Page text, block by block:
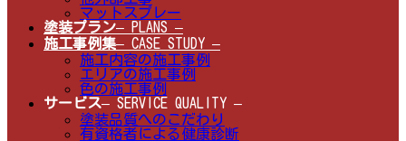
マットスプレー
塗装プラン– PLANS –
施工事例集– CASE STUDY –
施工内容の施工事例
エリアの施工事例
色の施工事例
サービス– SERVICE QUALITY –
塗装品質へのこだわり
有資格者による健康診断